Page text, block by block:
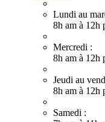
Lundi au
8h am à 12h
Mercredi :
8h am à 12h
Jeudi au
8h am à 12h
Samedi :